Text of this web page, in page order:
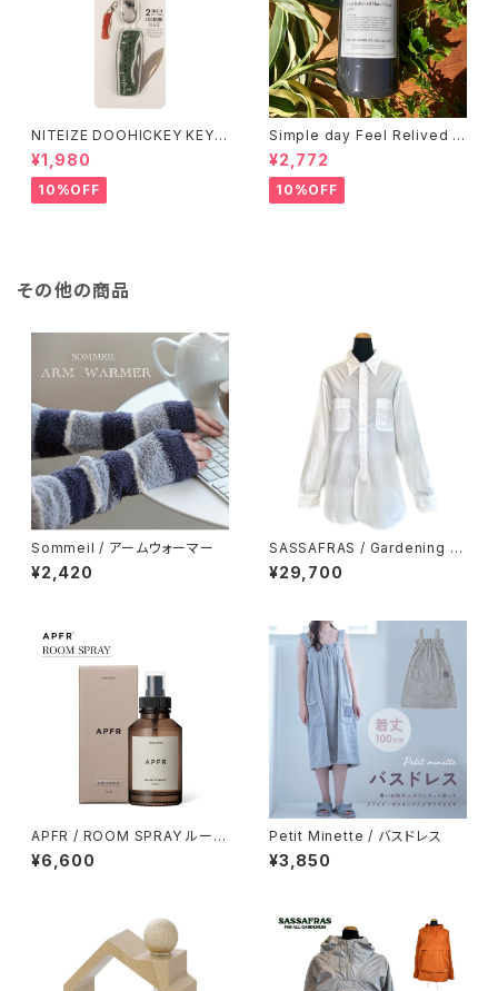
NITEIZE DOOHICKEY KEY
CHAIN KNIFE / グリーン
¥1,980
10%OFF
Simple day Feel Relived H
and Soap ありのままの一日
¥2,772
10%OFF
その他の商品
Sommeil / アームウォーマー
¥2,420
SASSAFRAS / Gardening At
Night Shirt
¥29,700
APFR / ROOM SPRAY ルーム
スプレー
¥6,600
Petit Minette / バスドレス
¥3,850